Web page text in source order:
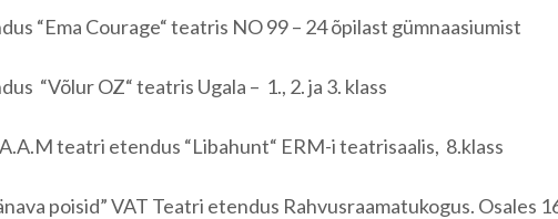
“Ema Courage“ teatris NO 99 – 24 õpilast gümnaasiumist
“Võlur OZ“ teatris Ugala – 1., 2. ja 3. klass
teatri etendus “Libahunt“ ERM-i teatrisaalis, 8.klass
poisid” VAT Teatri etendus Rahvusraamatukogus. Osales